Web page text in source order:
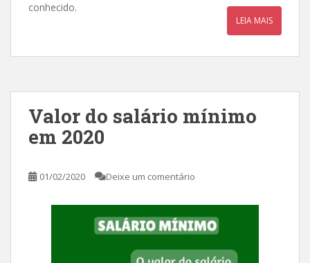
conhecido.
LEIA MAIS
Valor do salário mínimo
em 2020
01/02/2020 Deixe um comentário